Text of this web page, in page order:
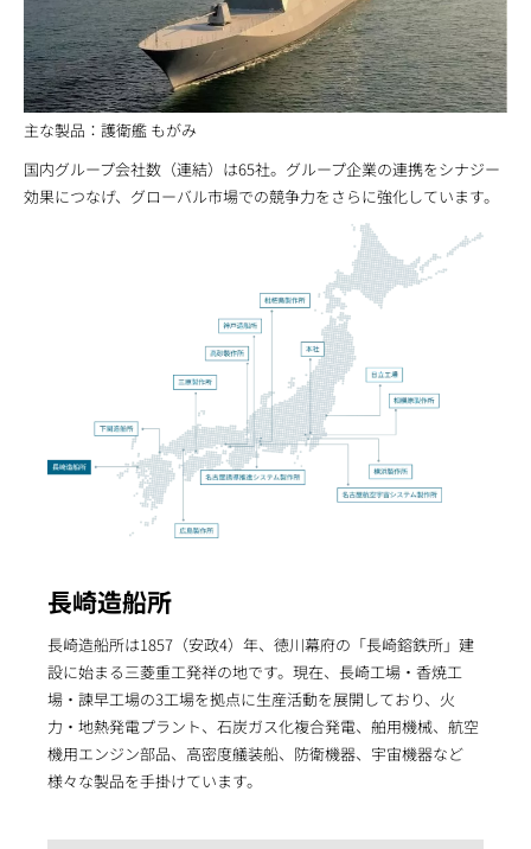
主な製品：護衛艦 もがみ
国内グループ会社数（連結）は65社。グループ企業の連携をシナジー
効果につなげ、グローバル市場での競争力をさらに強化しています。
長崎造船所
長崎造船所は1857（安政4）年、徳川幕府の「長崎鎔鉄所」建
設に始まる三菱重工発祥の地です。現在、長崎工場・香焼工
場・諫早工場の3工場を拠点に生産活動を展開しており、火
力・地熱発電プラント、石炭ガス化複合発電、舶用機械、航空
機用エンジン部品、高密度艤装船、防衛機器、宇宙機器など
様々な製品を手掛けています。